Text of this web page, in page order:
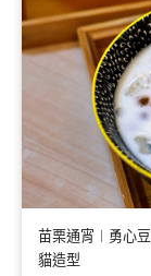
苗栗通宵︱勇心
貓造型